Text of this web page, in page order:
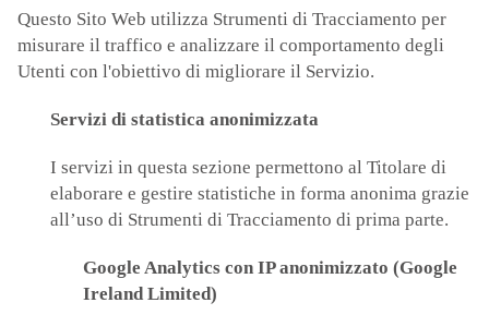
Questo Sito Web utilizza Strumenti di Tracciamento per
misurare il traffico e analizzare il comportamento degli
Utenti con l'obiettivo di migliorare il Servizio.
Servizi di statistica anonimizzata
I servizi in questa sezione permettono al Titolare di
elaborare e gestire statistiche in forma anonima grazie
all’uso di Strumenti di Tracciamento di prima parte.
Google Analytics con IP anonimizzato (Google
Ireland Limited)